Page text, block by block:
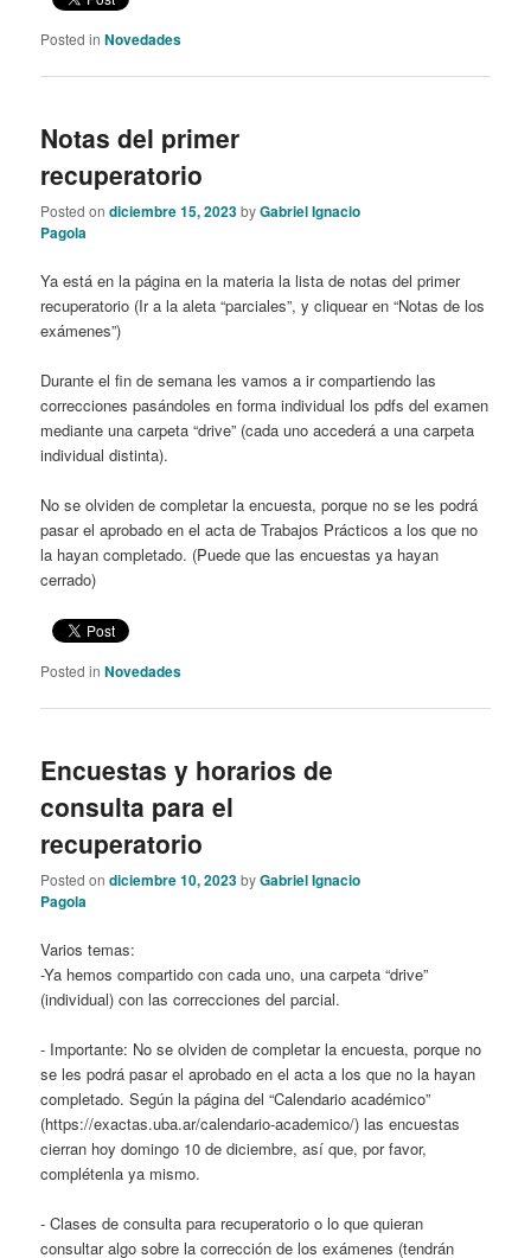
Posted in Novedades
Notas del primer
recuperatorio
Posted ondiciembre 15, 2023byGabriel Ignacio
Pagola
Ya está en la página en la materia la lista de notas del primer
recuperatorio (Ir a la aleta “parciales”, y cliquear en “Notas de los
exámenes”)
Durante el fin de semana les vamos a ir compartiendo las
correcciones pasándoles en forma individual los pdfs del examen
mediante una carpeta “drive” (cada uno accederá a una carpeta
individual distinta).
No se olviden de completar la encuesta, porque no se les podrá
pasar el aprobado en el acta de Trabajos Prácticos a los que no
la hayan completado. (Puede que las encuestas ya hayan
cerrado)
Posted in Novedades
Encuestas y horarios de
consulta para el
recuperatorio
Posted ondiciembre 10, 2023byGabriel Ignacio
Pagola
Varios temas:
-Ya hemos compartido con cada uno, una carpeta “drive”
(individual) con las correcciones del parcial.
- Importante: No se olviden de completar la encuesta, porque no
se les podrá pasar el aprobado en el acta a los que no la hayan
completado. Según la página del “Calendario académico”
(https://exactas.uba.ar/calendario-academico/) las encuestas
cierran hoy domingo 10 de diciembre, así que, por favor,
complétenla ya mismo.
- Clases de consulta para recuperatorio o lo que quieran
consultar algo sobre la corrección de los exámenes (tendrán